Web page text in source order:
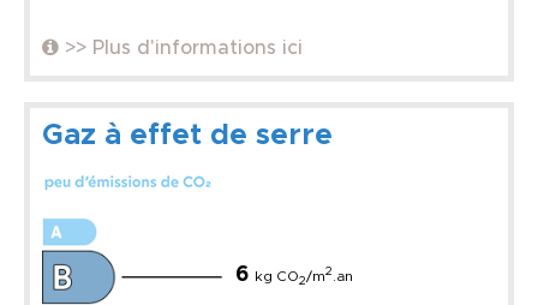
>> Plus d'informations ici
Gaz à effet de serre
6 kg CO2/m2 .an